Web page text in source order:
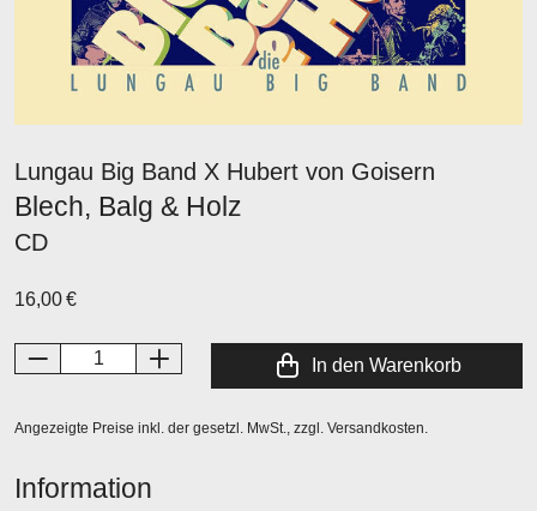
Lungau Big Band X Hubert von Goisern
Blech, Balg & Holz
CD
16,00 €
In den Warenkorb
Angezeigte Preise inkl. der gesetzl. MwSt., zzgl. Versandkosten.
Information